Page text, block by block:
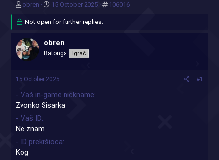
T
r
a
d
s
t
r
obren
S
a
t
a
15 October 2025 #106016
Not open for further replies.
obren
Batonga Igrač
15 October 2025 #1
- Vaš in-game nickname
Zvonko Sisarka
- Vaš ID
Ne znam
- ID prekršioca
Kog